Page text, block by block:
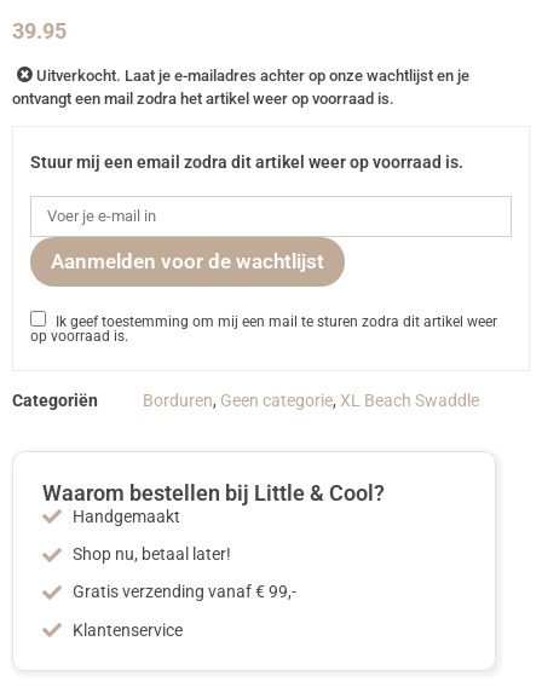
39.95
Uitverkocht. Laat je e-mailadres achter op onze wachtlijst en je
ontvangt een mail zodra het artikel weer op voorraad is.
Stuur mij een email zodra dit artikel weer op voorraad is.
Aanmelden voor de wachtlijst
Ik geef toestemming om mij een mail te sturen zodra dit artikel weer
op voorraad is.
Categoriën Borduren, Geen categorie, XL Beach Swaddle
Waarom bestellen bij Little & Cool?
Handgemaakt
Shop nu, betaal later!
Gratis verzending vanaf € 99,-
Klantenservice